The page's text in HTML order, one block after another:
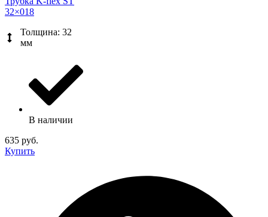
32×018
Толщина: 32
мм
В наличии
635 руб.
Купить